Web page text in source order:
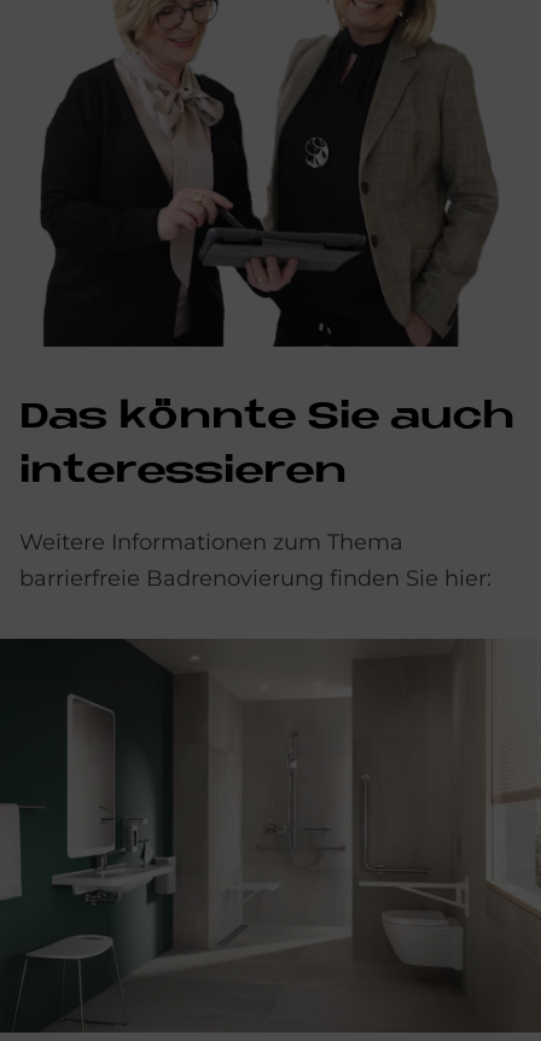
Das könn­te Sie auch
in­ter­es­sie­ren
Weitere Informationen zum Thema
barrierfreie Badrenovierung finden Sie hier: